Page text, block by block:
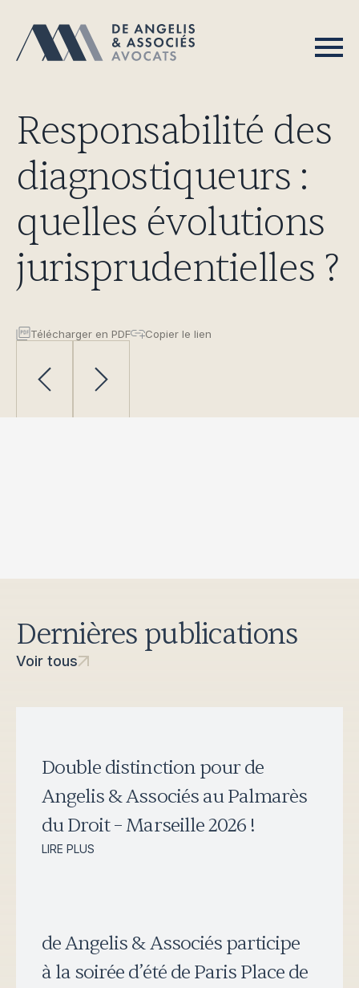
Responsabilité des
diagnostiqueurs :
quelles évolutions
jurisprudentielles ?
Télécharger en PDF Copier le lien
Dernières publications
Voir tous
Double distinction pour de
Angelis & Associés au Palmarès
du Droit – Marseille 2026 !
LIRE PLUS
de Angelis & Associés participe
à la soirée d’été de Paris Place de